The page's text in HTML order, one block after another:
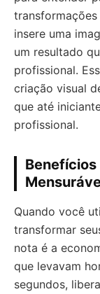
insere uma
um resultado
profissional.
criação visual
que até
profissional.
Quando você
transformar
nota é a
que levavam
segundos,